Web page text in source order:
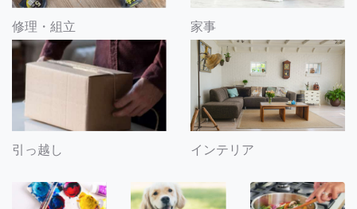
修理・組立 家事
引っ越し インテリア